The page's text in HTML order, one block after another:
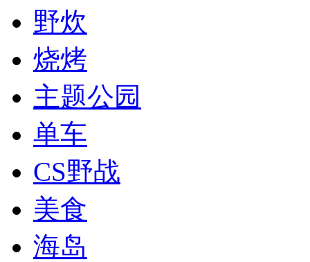
野炊
烧烤
主题公园
单车
CS野战
美食
海岛